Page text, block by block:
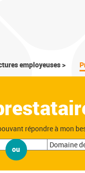
employeuses >
répondre à mon
ou